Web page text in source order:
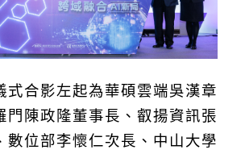
式合影左起為華碩雲端吳漢章
門陳政隆董事長、叡揚資訊張
數位部李懷仁次長、中山大學